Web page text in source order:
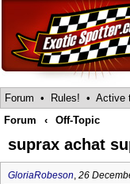
Forum • Rules! • Active
Forum
‹ Off-Topic
suprax achat
GloriaRobeson, 26